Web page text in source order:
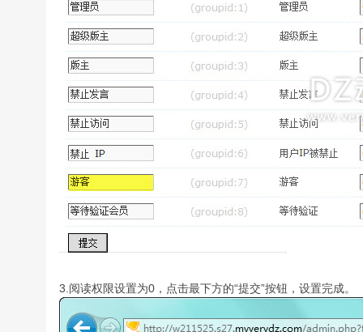
3.阅读权限设置为0，点击最下方的“提交”按钮，设置完成。